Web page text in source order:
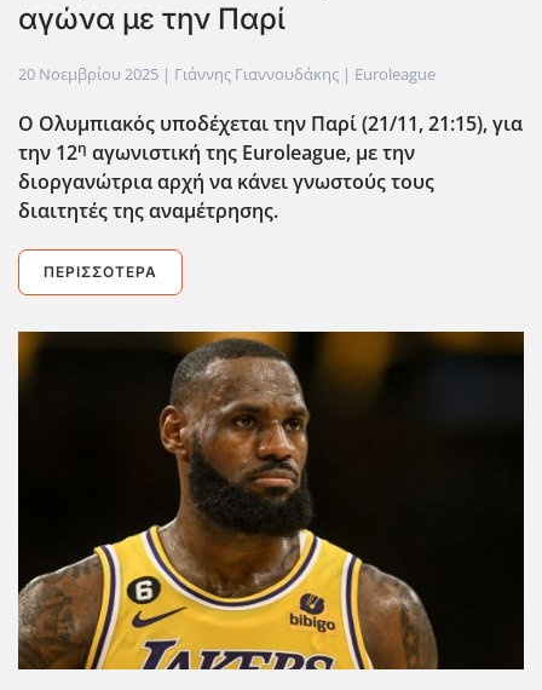
αγώνα με την Παρί
20 Νοεμβρίου 2025 | Γιάννης Γιαννουδάκης | Euroleague
Ο Ολυμπιακός υποδέχεται την Παρί (21/11, 21:15), για
την 12η αγωνιστική της Euroleague, με την
διοργανώτρια αρχή να κάνει γνωστούς τους
διαιτητές της αναμέτρησης.
ΠΕΡΙΣΣΌΤΕΡΑ